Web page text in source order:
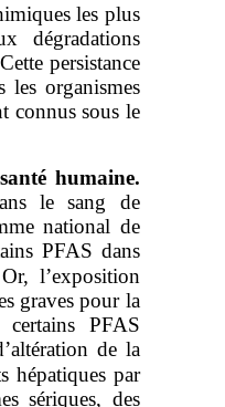
les plus
dégradations
persistance
les organismes
connus sous le
humaine.
le sang de
national de
PFAS dans
l’exposition
graves pour la
PFAS
de la
hépatiques par
sériques, des